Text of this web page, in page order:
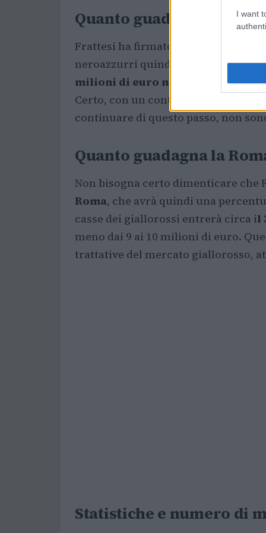
I want
Quanto guadagna di
Frattesi ha firmato con l’Inter un
neroazzurri quindi fino al 2028. Per
milioni di euro netti,
per un lordo
Certo, con un contratto così lungo,
continuare di questo passo, non
Quanto guadagna la
Non bisogna certo dimenticare che
Roma, che avrà quindi una
casse dei giallorossi entrerà circa il
meno dai 9 ai 10 milioni di euro.
trattative del mercato giallorosso,
Statistiche e numero di